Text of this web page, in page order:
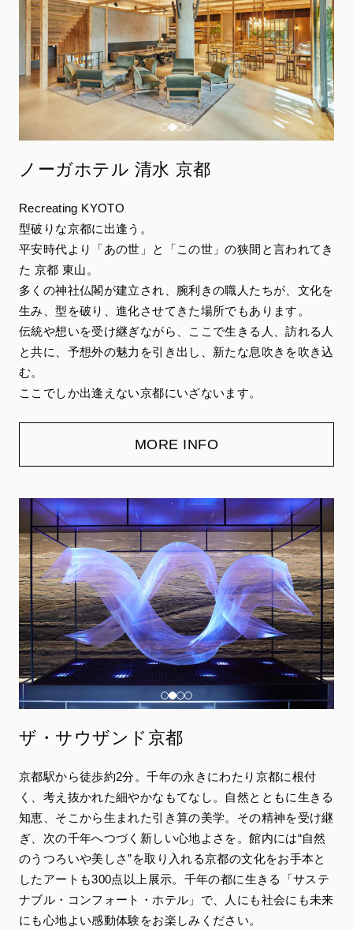
ノーガホテル 清水 京都
Recreating KYOTO
型破りな京都に出逢う。
平安時代より「あの世」と「この世」の狭間と言われてき
た 京都 東山。
多くの神社仏閣が建立され、腕利きの職人たちが、文化を
生み、型を破り、進化させてきた場所でもあります。
伝統や想いを受け継ぎながら、ここで生きる人、訪れる人
と共に、予想外の魅力を引き出し、新たな息吹きを吹き込
む。
ここでしか出逢えない京都にいざないます。
MORE INFO
ザ・サウザンド京都
京都駅から徒歩約2分。千年の永きにわたり京都に根付
く、考え抜かれた細やかなもてなし。自然とともに生きる
知恵、そこから生まれた引き算の美学。その精神を受け継
ぎ、次の千年へつづく新しい心地よさを。館内には“自然
のうつろいや美しさ”を取り入れる京都の文化をお手本と
したアートも300点以上展示。千年の都に生きる「サステ
ナブル・コンフォート・ホテル」で、人にも社会にも未来
にも心地よい感動体験をお楽しみください。